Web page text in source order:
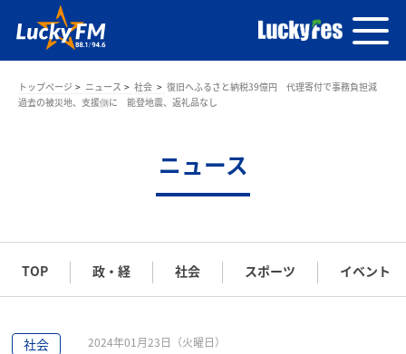
トップページ ニュース 社会
復旧へふるさと納税39億円 代理寄付で事務負担減
過去の被災地、支援側に 能登地震、返礼品なし
ニュース
TOP 政・経 社会 スポーツ イベント
社会 2024年01月23日（火曜日）